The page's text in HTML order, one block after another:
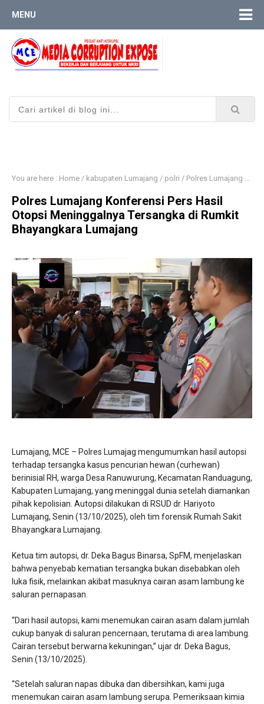
MENU
You are here : Home / kabupaten Lumajang / polri / Polres Lumajang Konferensi Pers Hasil Otopsi Meninggalnya Tersangka di Rumkit Bhayangkara Lumajang
Polres Lumajang Konferensi Pers Hasil
Otopsi Meninggalnya Tersangka di Rumkit
Bhayangkara Lumajang
Lumajang, MCE – Polres Lumajag mengumumkan hasil autopsi
terhadap tersangka kasus pencurian hewan (curhewan)
berinisial RH, warga Desa Ranuwurung, Kecamatan Randuagung,
Kabupaten Lumajang, yang meninggal dunia setelah diamankan
pihak kepolisian. Autopsi dilakukan di RSUD dr. Hariyoto
Lumajang, Senin (13/10/2025), oleh tim forensik Rumah Sakit
Bhayangkara Lumajang.
Ketua tim autopsi, dr. Deka Bagus Binarsa, SpFM, menjelaskan
bahwa penyebab kematian tersangka bukan disebabkan oleh
luka fisik, melainkan akibat masuknya cairan asam lambung ke
saluran pernapasan.
“Dari hasil autopsi, kami menemukan cairan asam dalam jumlah
cukup banyak di saluran pencernaan, terutama di area lambung.
Cairan tersebut berwarna kekuningan,” ujar dr. Deka Bagus,
Senin (13/10/2025).
“Setelah saluran napas dibuka dan dibersihkan, kami juga
menemukan cairan asam lambung serupa. Pemeriksaan kimia